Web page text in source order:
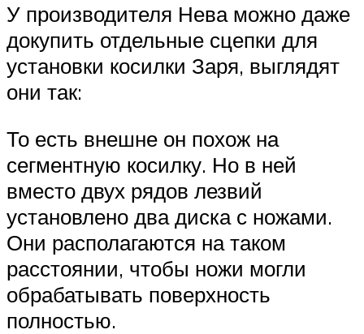
У производителя Нева можно даже
докупить отдельные сцепки для
установки косилки Заря, выглядят
они так:
То есть внешне он похож на
сегментную косилку. Но в ней
вместо двух рядов лезвий
установлено два диска с ножами.
Они располагаются на таком
расстоянии, чтобы ножи могли
обрабатывать поверхность
полностью.